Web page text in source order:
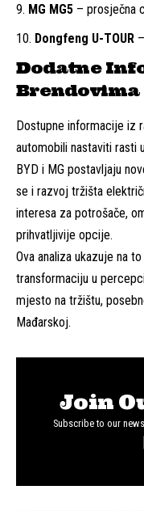
MG MG5 – prosječna
Dongfeng U-TOUR
Dodatne
Brendovima
Dostupne informacije iz
automobili nastaviti rasti
BYD i MG postavljaju
se i razvoj tržišta
interesa za potrošače,
prihvatljivije opcije.
Ova analiza ukazuje na
transformaciju u
mjesto na tržištu,
Mađarskoj.
Join
Subscribe to our